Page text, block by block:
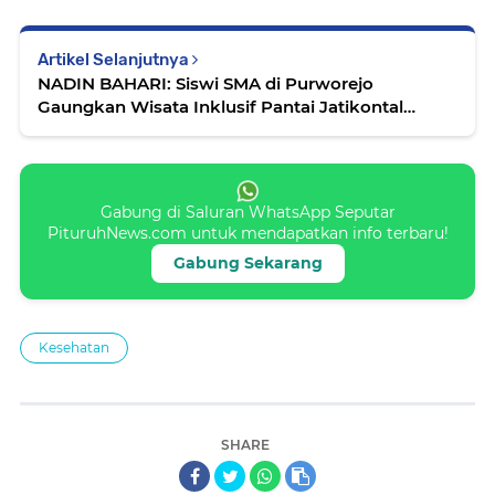
Artikel Selanjutnya
NADIN BAHARI: Siswi SMA di Purworejo
Gaungkan Wisata Inklusif Pantai Jatikontal
Gabung di Saluran WhatsApp Seputar
PituruhNews.com untuk mendapatkan info terbaru!
Gabung Sekarang
Kesehatan
SHARE